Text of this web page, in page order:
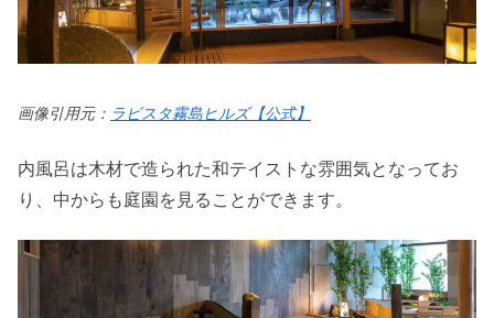
画像引用元： ラビスタ霧島ヒルズ【公式】
内風呂は木材で造られた和テイストな雰囲気となってお
り、中からも庭園を見ることができます。